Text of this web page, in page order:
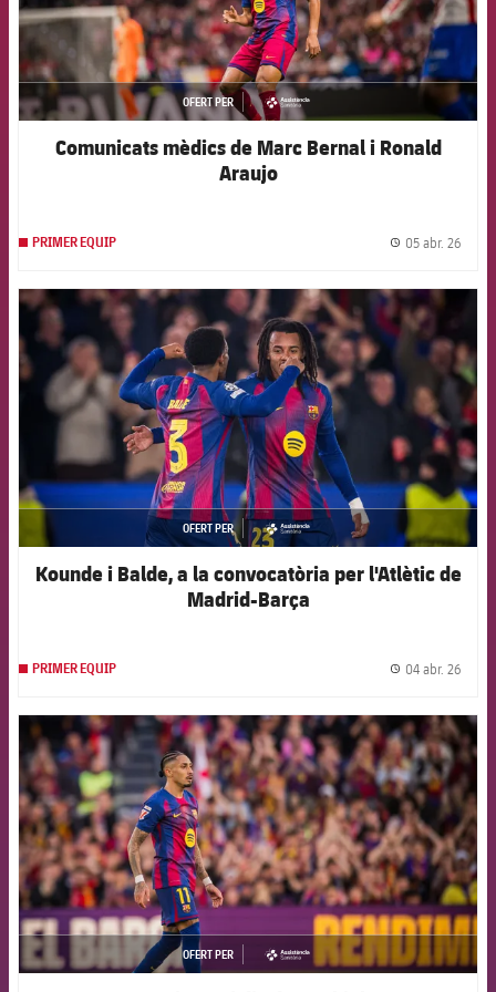
OFERT PER
asistencia
Comunicats mèdics de Marc Bernal i Ronald
Araujo
PRIMER EQUIP 05 abr. 26
FCB Barcelona badge
OFERT PER
asistencia
Kounde i Balde, a la convocatòria per l'Atlètic de
Madrid-Barça
PRIMER EQUIP 04 abr. 26
FCB Barcelona badge
OFERT PER
asistencia